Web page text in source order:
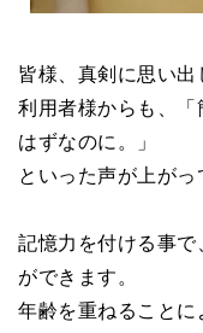
皆様、真剣に思い出
利用者様からも、「
はずなのに。」
といった声が上がっ
記憶力を付ける事で
ができます。
年齢を重ねることに